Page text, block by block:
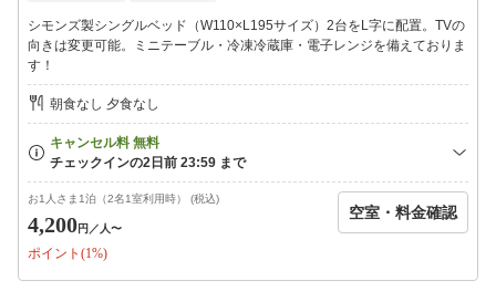
シモンズ製シングルベッド（W110×L195サイズ）2台をL字に配置。TVの
向きは変更可能。ミニテーブル・冷凍冷蔵庫・電子レンジを備えておりま
す！
朝食なし 夕食なし
お1人さま1泊（2名1室利用時） (税込)
4,200円 ／人〜
ポイント(1%)
空室・料金確認